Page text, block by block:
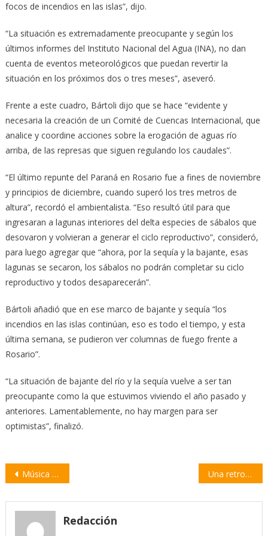
focos de incendios en las islas”, dijo.
“La situación es extremadamente preocupante y según los
últimos informes del Instituto Nacional del Agua (INA), no dan
cuenta de eventos meteorológicos que puedan revertir la
situación en los próximos dos o tres meses”, aseveró.
Frente a este cuadro, Bártoli dijo que se hace “evidente y
necesaria la creación de un Comité de Cuencas Internacional, que
analice y coordine acciones sobre la erogación de aguas río
arriba, de las represas que siguen regulando los caudales”.
“El último repunte del Paraná en Rosario fue a fines de noviembre
y principios de diciembre, cuando superó los tres metros de
altura”, recordó el ambientalista. “Eso resultó útil para que
ingresaran a lagunas interiores del delta especies de sábalos que
desovaron y volvieran a generar el ciclo reproductivo”, consideró,
para luego agregar que “ahora, por la sequía y la bajante, esas
lagunas se secaron, los sábalos no podrán completar su ciclo
reproductivo y todos desaparecerán”.
Bártoli añadió que en ese marco de bajante y sequía “los
incendios en las islas continúan, eso es todo el tiempo, y esta
última semana, se pudieron ver columnas de fuego frente a
Rosario”.
“La situación de bajante del río y la sequía vuelve a ser tan
preocupante como la que estuvimos viviendo el año pasado y
anteriores. Lamentablemente, no hay margen para ser
optimistas”, finalizó.
Navegación
entradas
Música en vivo en Barrio Amelong, con cantantes de la ciudad y la región Una retro cayó al agua frente a la Playa Pública
Redacción